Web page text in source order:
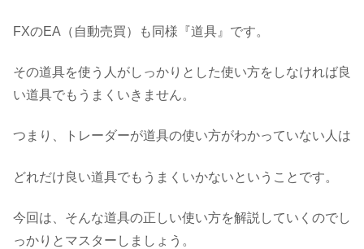
FXのEA（自動売買）も同様『道具』です。
その道具を使う人がしっかりとした使い方をしなければ良
い道具でもうまくいきません。
つまり、トレーダーが道具の使い方がわかっていない人は
どれだけ良い道具でもうまくいかないということです。
今回は、そんな道具の正しい使い方を解説していくのでし
っかりとマスターしましょう。